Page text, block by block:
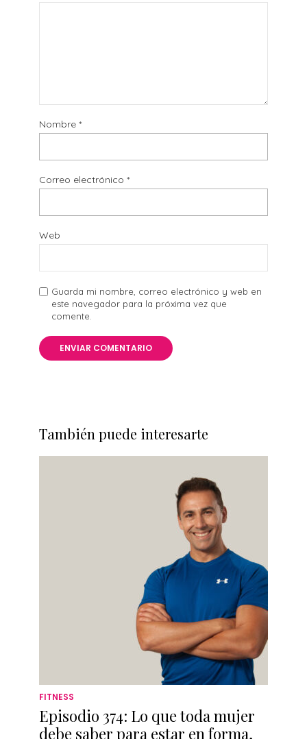
Nombre *
Correo electrónico *
Web
Guarda mi nombre, correo electrónico y web en
este navegador para la próxima vez que
comente.
También puede interesarte
FITNESS
Episodio 374: Lo que toda mujer
debe saber para estar en forma,